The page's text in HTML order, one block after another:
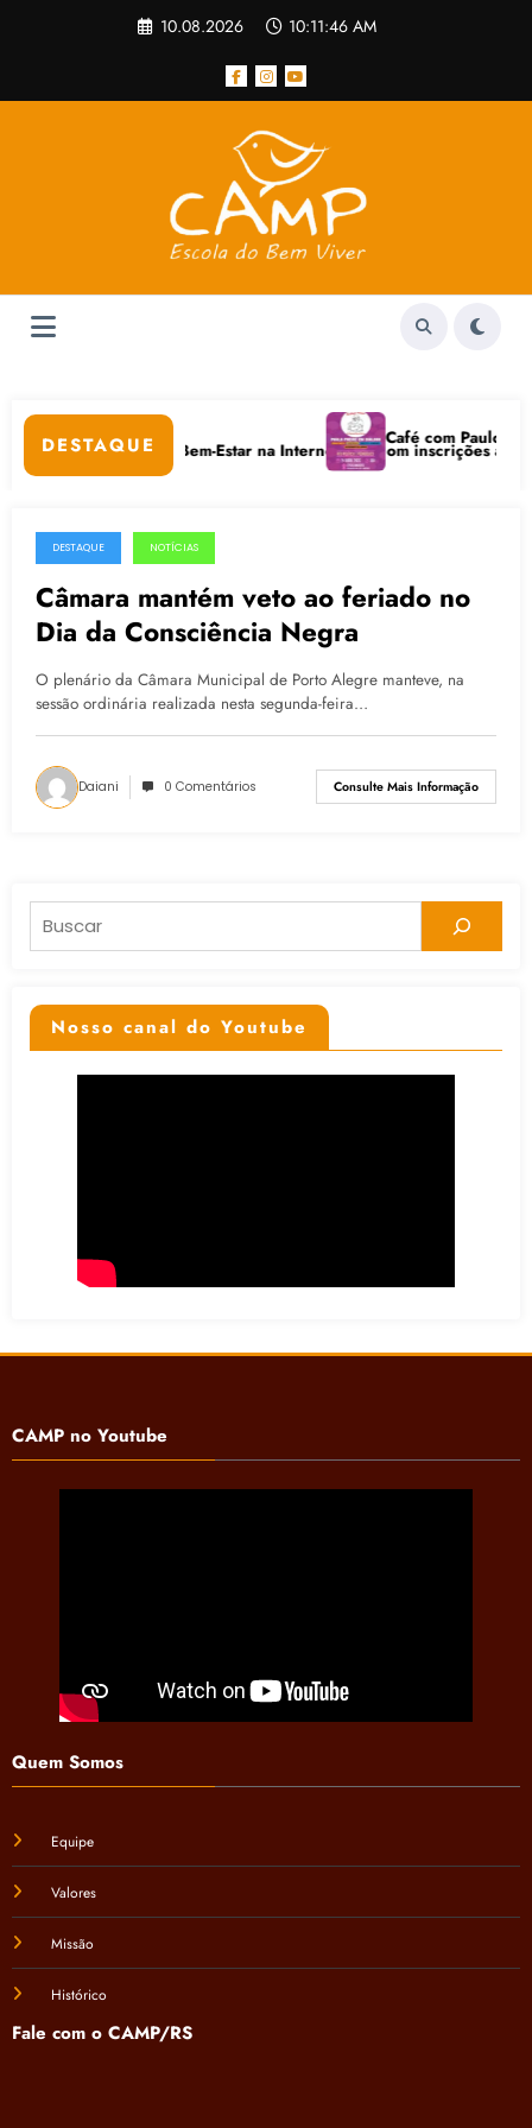
10.08.2026 10:11:46 AM
DESTAQUE
Digitais e Bem-Estar na Internet está com inscrições abertas
Café com Paulo Freire
25.03.2015
DESTAQUE NOTÍCIAS
Câmara mantém veto ao feriado no
Dia da Consciência Negra
O plenário da Câmara Municipal de Porto Alegre manteve, na
sessão ordinária realizada nesta segunda-feira…
Daiani 0 Comentários Consulte Mais Informação
Pesquisar
Nosso canal do Youtube
CAMP no Youtube
Quem Somos
Equipe
Valores
Missão
Histórico
Fale com o CAMP/RS